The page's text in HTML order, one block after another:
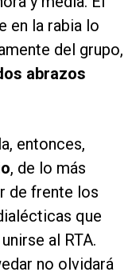
en la rabia lo
del grupo,
abrazos
entonces,
, de lo más
de frente los
que
al RTA.
no olvidará